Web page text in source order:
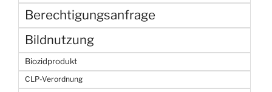
Berechtigungsanfrage
Bildnutzung
Biozidprodukt
CLP-Verordnung